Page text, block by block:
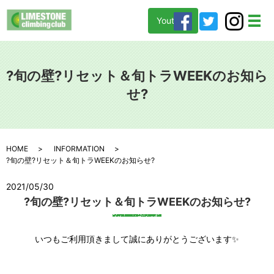
メ
Youtube
?旬の壁?リセット＆旬トラWEEKのお知ら
せ?
HOME
INFORMATION
?旬の壁?リセット＆旬トラWEEKのお知らせ?
2021/05/30
?旬の壁?リセット＆旬トラWEEKのお知らせ?
いつもご利用頂きまして誠にありがとうございます✨